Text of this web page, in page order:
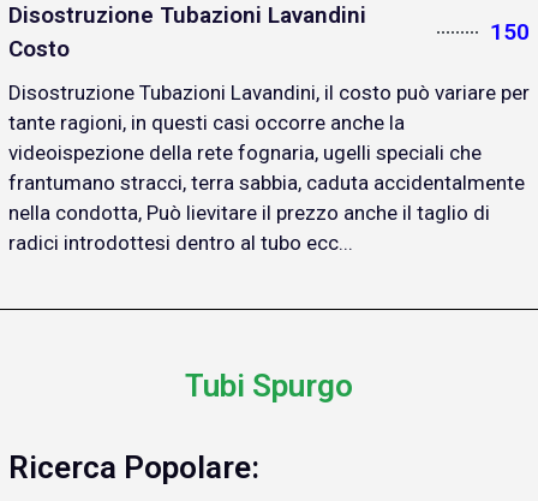
Disostruzione Tubazioni Lavandini
Costo
150
Disostruzione Tubazioni Lavandini, il costo può variare per
tante ragioni, in questi casi occorre anche la
videoispezione della rete fognaria, ugelli speciali che
frantumano stracci, terra sabbia, caduta accidentalmente
nella condotta, Può lievitare il prezzo anche il taglio di
radici introdottesi dentro al tubo ecc...
Tubi Spurgo
Ricerca Popolare: